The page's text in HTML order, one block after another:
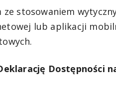
stosowaniem
lub aplikacji
Dostępności